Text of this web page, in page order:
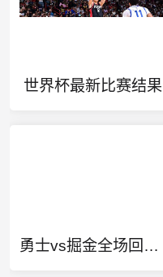
世界杯最新比赛结果
勇士vs掘金全场回放g5